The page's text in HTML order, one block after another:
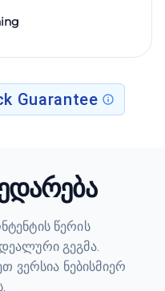
Guarantee
წერის
გეგმა.
ვერსია ნებისმიერ